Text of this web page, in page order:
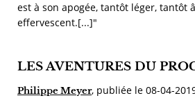
est à son apogée, tantôt léger, tantôt
effervescent.[...]"
LES AVENTURES DU
Philippe Meyer, publiée le 08-04-